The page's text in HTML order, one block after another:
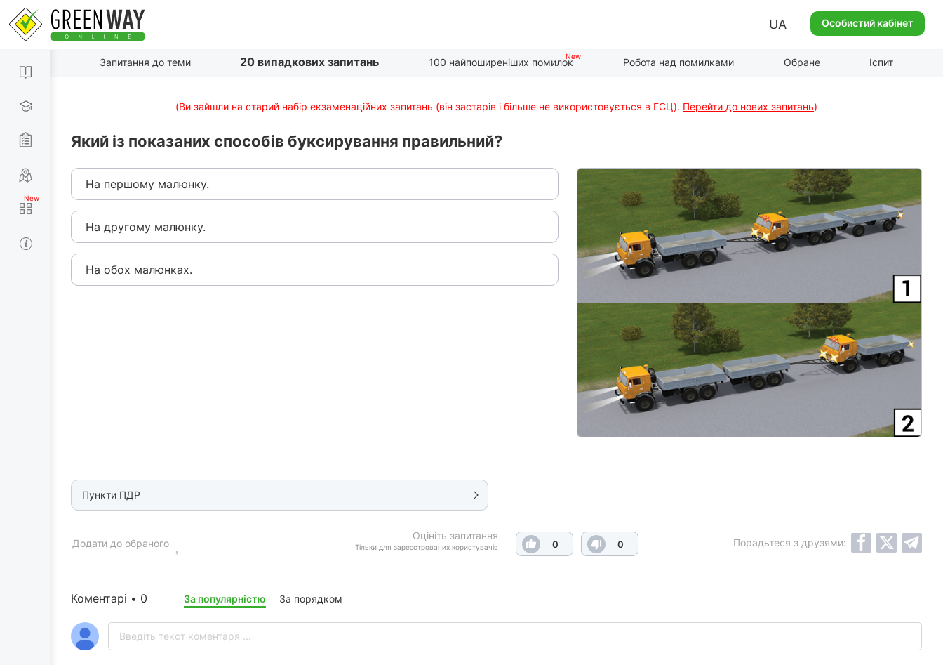
UA Особистий кабінет
Запитання до теми 20 випадкових запитань 100 найпоширеніших помилок Робота над помилками Обране Іспит
(Ви зайшли на старий набір екзаменаційних запитань (він застарів і більше не використовується в ГСЦ). Перейти до нових запитань)
Який із показаних способів буксирування правильний?
На першому малюнку.
На другому малюнку.
На обох малюнках.
Пункти ПДР
Оцініть запитання
Тільки для зареєстрованих користувачів 0 0
Додати до обраного Порадьтеся з друзями:
Коментарі • 0 За популярністю За порядком